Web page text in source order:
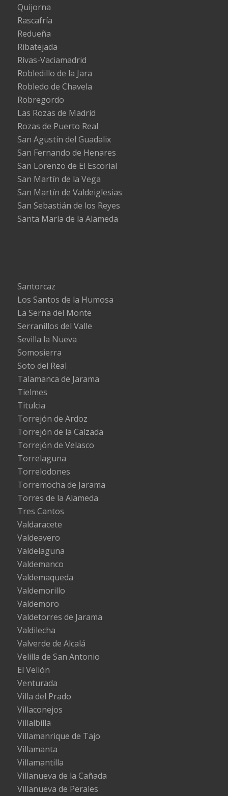
Quijorna
Rascafría
Redueña
Ribatejada
Rivas-Vaciamadrid
Robledillo de la Jara
Robledo de Chavela
Robregordo
Las Rozas de Madrid
Rozas de Puerto Real
San Agustín del Guadalix
San Fernando de Henares
San Lorenzo de El Escorial
San Martín de la Vega
San Martín de Valdeiglesias
San Sebastián de los Reyes
Santa María de la Alameda
Santorcaz
Los Santos de la Humosa
La Serna del Monte
Serranillos del Valle
Sevilla la Nueva
Somosierra
Soto del Real
Talamanca de Jarama
Tielmes
Titulcia
Torrejón de Ardoz
Torrejón de la Calzada
Torrejón de Velasco
Torrelaguna
Torrelodones
Torremocha de Jarama
Torres de la Alameda
Tres Cantos
Valdaracete
Valdeavero
Valdelaguna
Valdemanco
Valdemaqueda
Valdemorillo
Valdemoro
Valdetorres de Jarama
Valdilecha
Valverde de Alcalá
Velilla de San Antonio
El Vellón
Venturada
Villa del Prado
Villaconejos
Villalbilla
Villamanrique de Tajo
Villamanta
Villamantilla
Villanueva de la Cañada
Villanueva de Perales